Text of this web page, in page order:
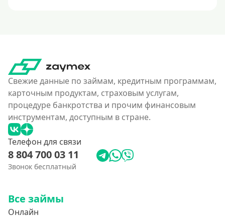
Свежие данные по займам, кредитным программам,
карточным продуктам, страховым услугам,
процедуре банкротства и прочим финансовым
инструментам, доступным в стране.
Телефон для связи
8 804 700 03 11
Звонок бесплатный
Все займы
Онлайн